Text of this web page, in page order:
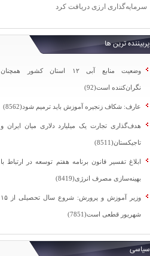
سرمایه‌گذاری ارزی دریافت کرد
پربیننده ترین ها
وضعیت منابع آبی ۱۲ استان کشور همچنان
نگران‌کننده است(92)
عارف: شکاف زنجیره آموزش باید ترمیم شود(8562)
هدف‌گذاری تجارت یک میلیارد دلاری میان ایران و
تاجیکستان(8511)
ابلاغ تفسیر قانون برنامه هفتم توسعه در ارتباط با
بهینه‌سازی مصرف انرژی(8419)
وزیر آموزش و پرورش: شروع سال تحصیلی از ۱۵
شهریور قطعی است(7851)
سیاسی